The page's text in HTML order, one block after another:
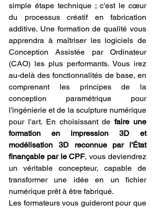
simple étape technique ; c'est le cœur
du processus créatif en fabrication
additive. Une formation de qualité vous
apprendra à maîtriser les logiciels de
Conception Assistée par Ordinateur
(CAO) les plus performants. Vous irez
au-delà des fonctionnalités de base, en
comprenant les principes de la
conception paramétrique pour
l'ingénierie et de la sculpture numérique
pour l'art. En choisissant de faire une
formation en impression 3D et
modélisation 3D reconnue par l'État
finançable par le CPF, vous deviendrez
un véritable concepteur, capable de
transformer une idée en un fichier
numérique prêt à être fabriqué.
Les formateurs vous guideront pour que